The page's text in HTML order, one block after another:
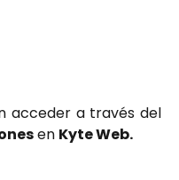
acceder a través del
en Kyte Web.